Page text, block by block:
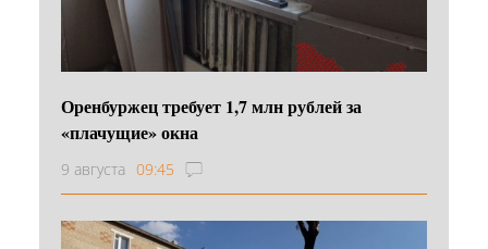
Оренбуржец требует 1,7 млн рублей за
«плачущие» окна
9 августа 09:45